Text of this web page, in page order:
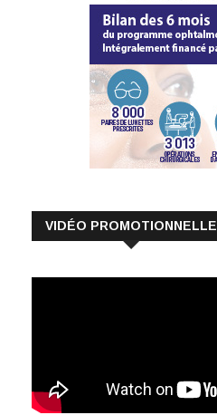
VIDÉO PROMOTIONNELLE